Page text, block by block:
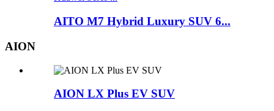
AITO M7 Hybrid Luxury SUV 6...
AION
AION LX Plus EV SUV